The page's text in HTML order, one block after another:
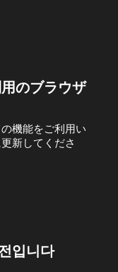
のブラウザ
機能をご利用い
新してくださ
입니다